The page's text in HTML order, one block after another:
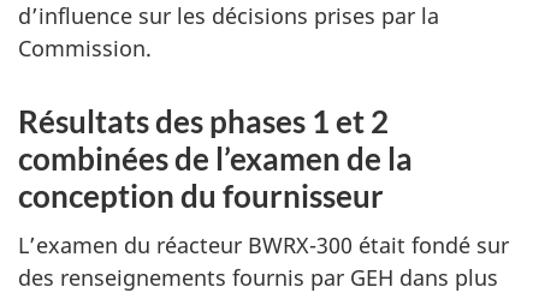
d’influence sur les décisions prises par la
Commission.
Résultats des phases 1 et 2
combinées de l’examen de la
conception du fournisseur
L’examen du réacteur BWRX-300 était fondé sur
des renseignements fournis par GEH dans plus